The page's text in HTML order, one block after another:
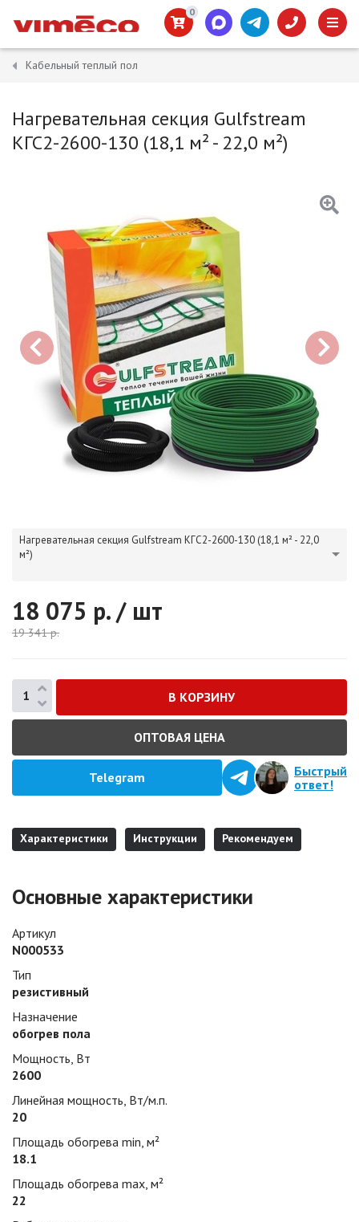
0
Кабельный теплый пол
Нагревательная секция Gulfstream
КГС2-2600-130 (18,1 м² - 22,0 м²)
Нагревательная секция Gulfstream КГС2-2600-130 (18,1 м² - 22,0
м²)
18 075 р. / шт
19 341р.
ОПТОВАЯ ЦЕНА
Telegram
Быстрый
ответ!
Характеристики Инструкции Рекомендуем
Основные характеристики
Артикул
N000533
Тип
резистивный
Назначение
обогрев пола
Мощность, Вт
2600
Линейная мощность, Вт/м.п.
20
Площадь обогрева min, м²
18.1
Площадь обогрева max, м²
22